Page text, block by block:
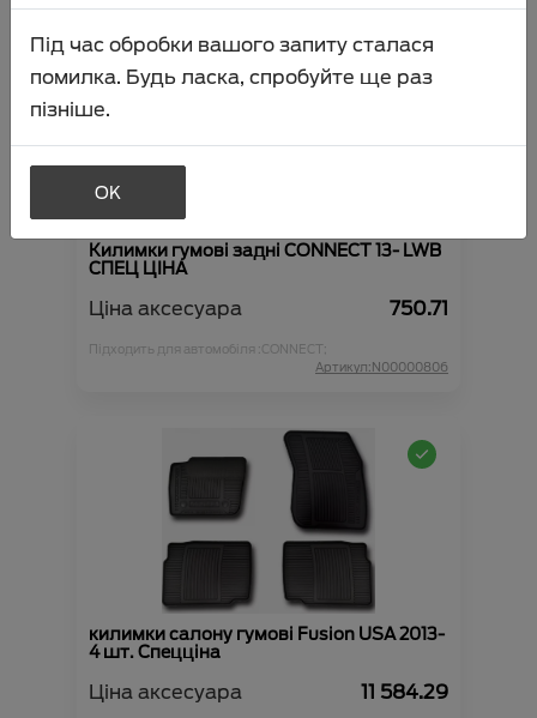
Килимки гумові задні CONNECT 13- LWB
СПЕЦ ЦІНА
Ціна аксесуара 750.71
Підходить для автомобіля :CONNECT;
Артикул:N00000806
килимки салону гумові Fusion USA 2013-
4 шт. Спецціна
Ціна аксесуара 11 584.29
Під час обробки вашого запиту сталася
помилка. Будь ласка, спробуйте ще раз
пізніше.
OK